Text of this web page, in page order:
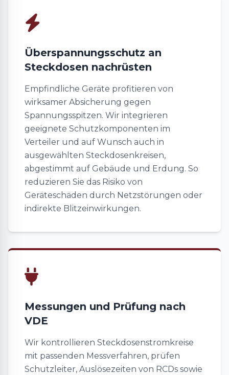
Überspannungsschutz an
Steckdosen nachrüsten
Empfindliche Geräte profitieren von
wirksamer Absicherung gegen
Spannungsspitzen. Wir integrieren
geeignete Schutzkomponenten im
Verteiler und auf Wunsch auch in
ausgewählten Steckdosenkreisen,
abgestimmt auf Gebäude und Erdung. So
reduzieren Sie das Risiko von
Geräteschäden durch Netzstörungen oder
indirekte Blitzeinwirkungen.
Messungen und Prüfung nach
VDE
Wir kontrollieren Steckdosenstromkreise
mit passenden Messverfahren, prüfen
Schutzleiter, Auslösezeiten von RCDs sowie